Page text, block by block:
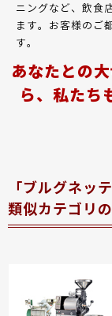
ニングなど、飲食
ます。お客様のご
す。
あなたとの
ら、私たち
「ブルグネッ
類似カテゴリ